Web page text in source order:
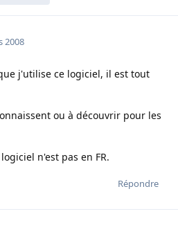
2008
j'utilise ce logiciel, il est tout
ou à découvrir pour les
n'est pas en FR.
Répondre